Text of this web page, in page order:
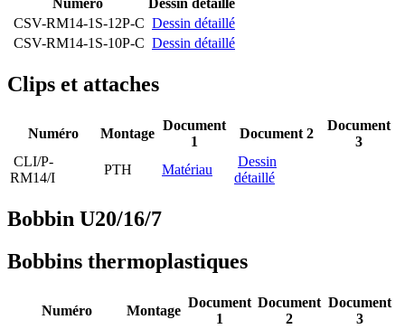
Numéro
Dessin détaillé
CSV-RM14-1S-12P-C Dessin détaillé
CSV-RM14-1S-10P-C Dessin détaillé
Clips et attaches
Numéro Montage
Document
1
Document 2
Document
3
CLI/P-
RM14/I
PTH Matériau
Dessin
détaillé
Bobbin U20/16/7
Bobbins thermoplastiques
Numéro Montage
Document
1
Document
2
Document
3